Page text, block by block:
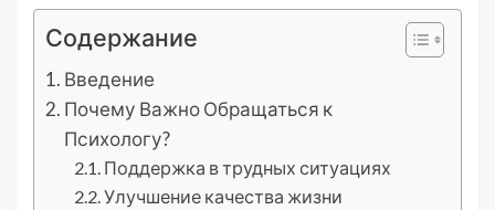
Содержание
Введение
Почему Важно Обращаться к
Психологу?
Поддержка в трудных ситуациях
Улучшение качества жизни